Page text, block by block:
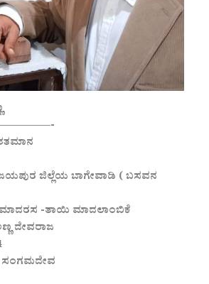
ಜಿಲ್ಲೆಯ ಬಾಗೇವಾಡಿ ( ಬಸವನ
-ತಾಯಿ ಮಾದಲಾಂಬಿಕೆ
ದೇವರಾಜ
ಸಂಗಮದೇವ